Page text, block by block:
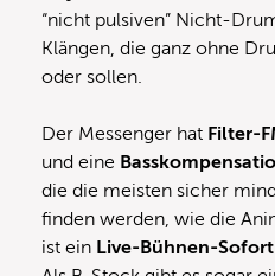
“nicht pulsiven” Nicht-
Klängen, die ganz ohne
oder sollen.
Der Messenger hat Filter-
und eine
die die meisten sicher
finden werden, wie die
ist ein Live-Bühnen-